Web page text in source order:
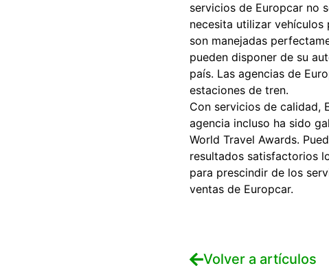
servicios de Europcar no
necesita utilizar vehículos
son manejadas
pueden disponer de su
país. Las agencias de
estaciones de tren.
Con servicios de calidad,
agencia incluso ha sido
World Travel Awards.
resultados satisfactorios
para prescindir de los
ventas de Europcar.
Volver a artículos